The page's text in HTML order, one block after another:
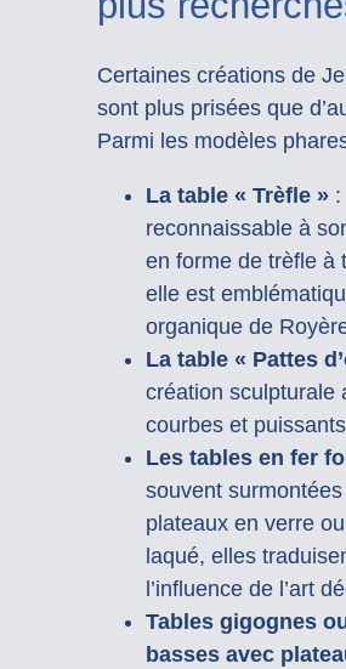
Certaines créations de
sont plus prisées que
Parmi les modèles
La table « Trèfle »:
reconnaissable à
en forme de trèfle à
elle est
organique de
La table « Pattes
création sculpturale
courbes et
Les tables en fer
souvent
plateaux en verre
laqué, elles
l’influence de l’art
Tables gigognes
basses avec